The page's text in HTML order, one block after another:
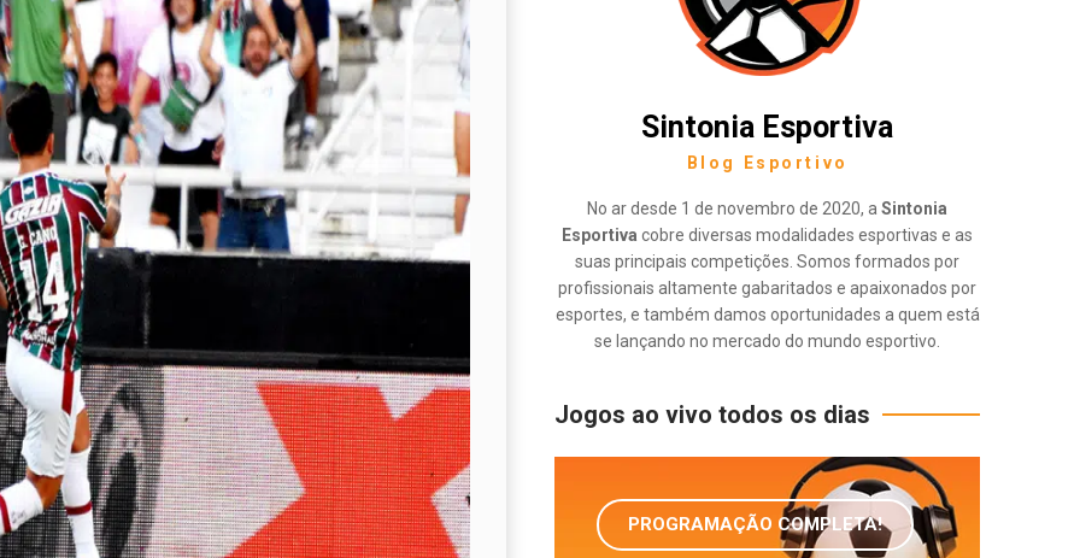
Sintonia Esportiva
Blog Esportivo
No ar desde 1 de novembro de 2020, aSintonia
Esportiva cobre diversas modalidades esportivas e as
suas principais competições. Somos formados por
profissionais altamente gabaritados e apaixonados por
esportes, e também damos oportunidades a quem está
se lançando no mercado do mundo esportivo.
Jogos ao vivo todos os dias
PROGRAMAÇÃO COMPLETA!